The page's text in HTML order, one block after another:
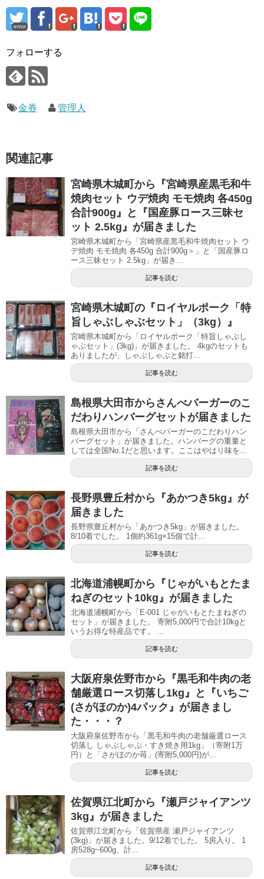
error
フォローする
金券 管理人
関連記事
宮崎県木城町から『宮崎県産黒毛和牛
焼肉セット ウデ焼肉 モモ焼肉 各450g
合計900g』と『国産豚ロース三昧セ
ット 2.5kg』が届きました
宮崎県木城町から「宮崎県産黒毛和牛焼肉セット ウ
デ焼肉 モモ焼肉 各450g 合計900g＞」と「国産豚ロ
ース三昧セット 2.5kg」が届き...
記事を読む
宮崎県木城町の『ロイヤルポーク「特
旨しゃぶしゃぶセット」（3kg）』
宮崎県木城町から「ロイヤルポーク「特旨しゃぶし
ゃぶセット」(3kg)」が届きました。 4kgのセットも
ありましたが、しゃぶしゃぶと銘打...
記事を読む
島根県大田市からさんべバーガーのこ
だわりハンバーグセットが届きました
島根県大田市から「さんべバーガーのこだわりハン
バーグセット」が届きました。ハンバーグの重量と
しては全国No.1だと思います。ここはやはり味を...
記事を読む
長野県豊丘村から『あかつき5kg』が
届きました
長野県豊丘村から「あかつき5kg」が届きました。
8/10着でした。 1個約361g×15個で計...
記事を読む
北海道浦幌町から『じゃがいもとたま
ねぎのセット10kg』が届きました
北海道浦幌町から「E-001 じゃがいもとたまねぎの
セット」が届きました。 寄附5,000円で合計10kgと
いうお得な特産品です。 ...
記事を読む
大阪府泉佐野市から『黒毛和牛肉の老
舗厳選ロース切落し1kg』と『いちご
(さがほのか)4パック』が届きまし
た・・・？
大阪府泉佐野市から「黒毛和牛肉の老舗厳選ロース
切落し しゃぶしゃぶ・すき焼き用1kg」（寄附1万
円）と「さがほのか苺」(寄附5,000円)が...
記事を読む
佐賀県江北町から『瀬戸ジャイアンツ
3kg』が届きました
佐賀県江北町から「佐賀県産 瀬戸ジャイアンツ
(3kg)」が届きました。9/12着でした。 5房入り。 1
房528g~600g、計...
記事を読む